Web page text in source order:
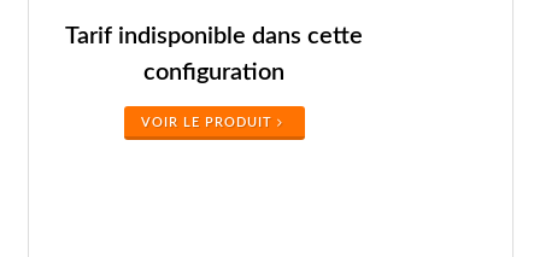
Tarif indisponible dans cette
configuration
VOIR LE PRODUIT